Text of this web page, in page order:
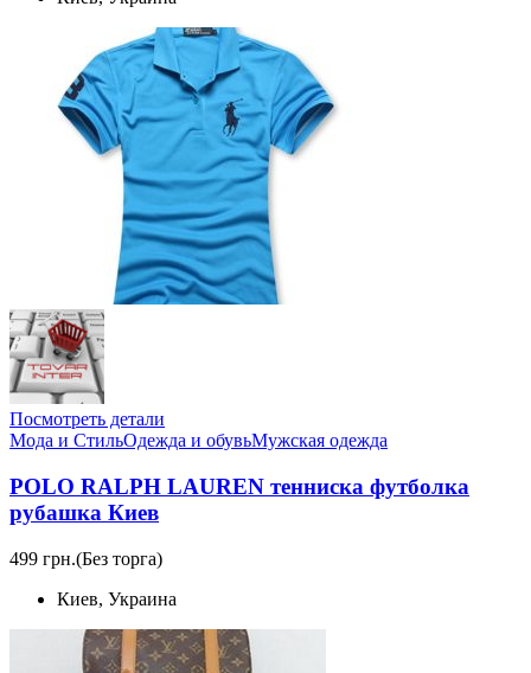
Посмотреть детали
Мода и СтильОдежда и обувьМужская одежда
POLO RALPH LAUREN тенниска футболка
рубашка Киев
499 грн.(Без торга)
Киев, Украина